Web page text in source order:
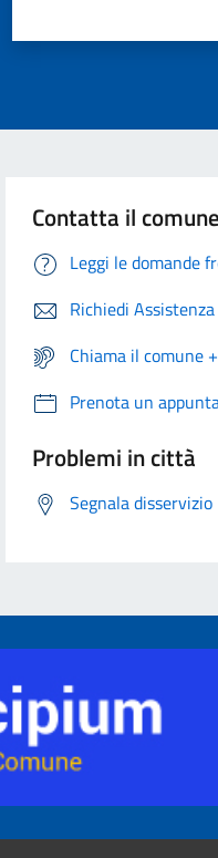
Contatta il comune
Leggi le domande
Richiedi Assistenza
Chiama il comune
Prenota un
Problemi in città
Segnala disservizio